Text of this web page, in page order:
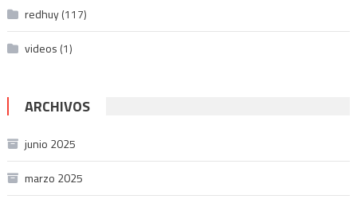
redhuy(117)
videos (1)
ARCHIVOS
junio 2025
marzo 2025